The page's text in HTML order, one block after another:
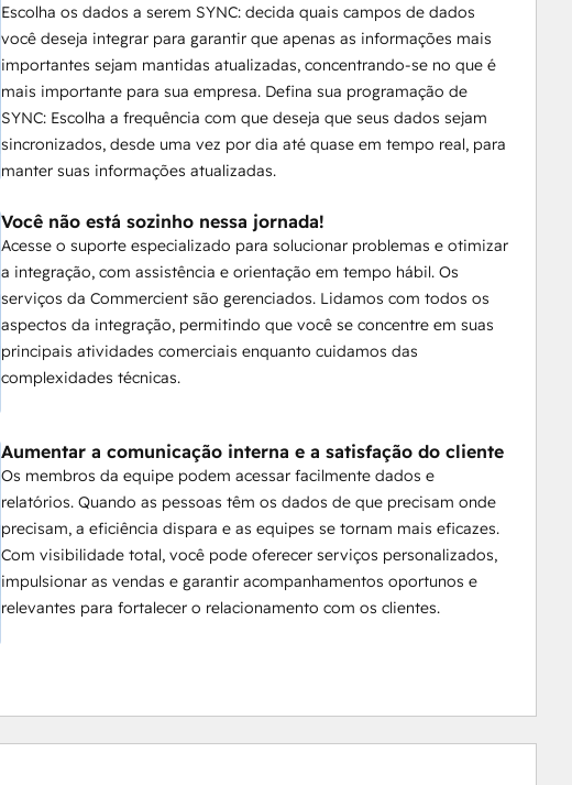
Escolha os dados a serem SYNC: decida quais campos de dados
você deseja integrar para garantir que apenas as informações mais
importantes sejam mantidas atualizadas, concentrando-se no que é
mais importante para sua empresa. Defina sua programação de
SYNC: Escolha a frequência com que deseja que seus dados sejam
sincronizados, desde uma vez por dia até quase em tempo real, para
manter suas informações atualizadas.
Você não está sozinho nessa jornada!
Acesse o suporte especializado para solucionar problemas e otimizar
a integração, com assistência e orientação em tempo hábil. Os
serviços da Commercient são gerenciados. Lidamos com todos os
aspectos da integração, permitindo que você se concentre em suas
principais atividades comerciais enquanto cuidamos das
complexidades técnicas.
Aumentar a comunicação interna e a satisfação do cliente
Os membros da equipe podem acessar facilmente dados e
relatórios. Quando as pessoas têm os dados de que precisam onde
precisam, a eficiência dispara e as equipes se tornam mais eficazes.
Com visibilidade total, você pode oferecer serviços personalizados,
impulsionar as vendas e garantir acompanhamentos oportunos e
relevantes para fortalecer o relacionamento com os clientes.